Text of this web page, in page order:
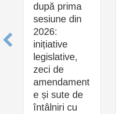
după prima
sesiune din
2026:
inițiative
legislative,
zeci de
amendament
e și sute de
întâlniri cu